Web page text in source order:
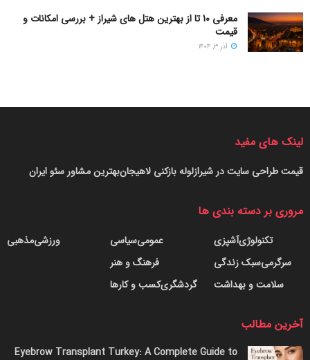
هرچند که هنوز زمان زیادی تا رواج محله‌هایی با خانه‌های چاپی
خاک پایه باقی مانده، اما به نظر می‌رسد که گام ابتدایی بزرگی در
خانه‌های دوستدار محیط زیست، رواج بیشتری یافته و این اقدام
برروی کره زمین خواهد بود.
منبع:popsci
معرفی 10 تا از بهترین هتل های شیراز + بررسی امکانات و
قیمت
آذر ۳, ۱۴۰۴
لینک های مفید
بهترین مشاور سئو ایرانلوله بازکنی لاهیجانقیمت طراحی سایت در شیراز
مروری بر دسته بندی ها
آشپزیتکنولوژی
سبک زندگیسرگرمی
سلامت و بهداشت
سیاسیعمومی
فرهنگ و هنر
کسب و کارهاگردشگری
مذهبیورزشی
آخرین مطالب
Eyebrow Transplant Turkey: A Complete Guide to